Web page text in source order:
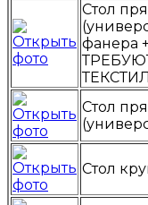
Стол
фанера
Стол
Стол